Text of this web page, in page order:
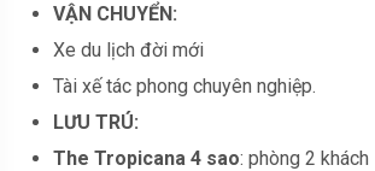
VẬN CHUYỂN:
Xe du lịch đời mới
Tài xế tác phong chuyên nghiệp.
LƯU TRÚ:
The Tropicana 4 sao: phòng 2 khách